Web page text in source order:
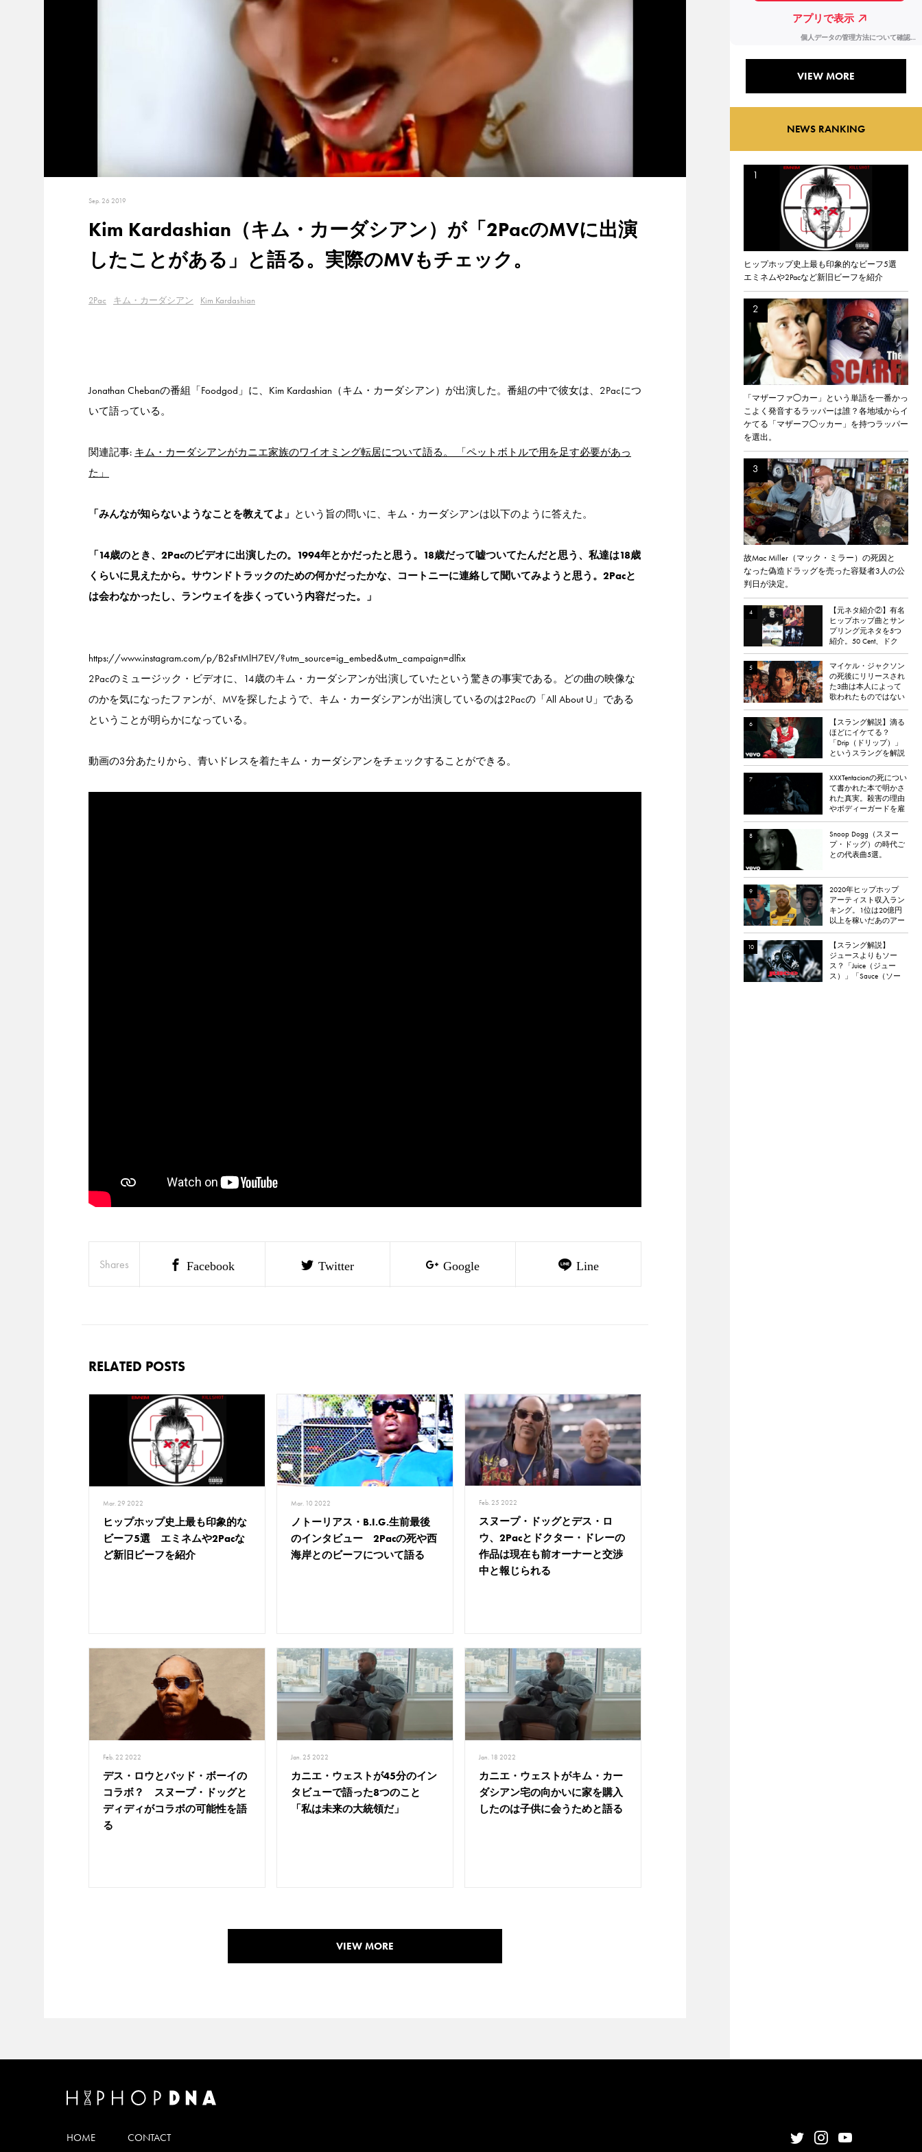
Sep. 26 2019
Kim Kardashian（キム・カーダシアン）が「2PacのMVに出演
したことがある」と語る。実際のMVもチェック。
2Pac キム・カーダシアン Kim Kardashian
Jonathan Chebanの番組「Foodgod」に、Kim Kardashian（キム・カーダシアン）が出演した。番組の中で彼女は、2Pacにつ
いて語っている。
関連記事: キム・カーダシアンがカニエ家族のワイオミング転居について語る。 「ペットボトルで用を足す必要があっ
た」
「みんなが知らないようなことを教えてよ」 という旨の問いに、キム・カーダシアンは以下のように答えた。
「14歳のとき、2Pacのビデオに出演したの。1994年とかだったと思う。18歳だって嘘ついてたんだと思う、私達は18歳
くらいに見えたから。サウンドトラックのための何かだったかな、コートニーに連絡して聞いてみようと思う。2Pacと
は会わなかったし、ランウェイを歩くっていう内容だった。」
https://www.instagram.com/p/B2sFtMlH7EV/?utm_source=ig_embed&utm_campaign=dlfix
2Pacのミュージック・ビデオに、14歳のキム・カーダシアンが出演していたという驚きの事実である。どの曲の映像な
のかを気になったファンが、MVを探したようで、キム・カーダシアンが出演しているのは2Pacの「All About U」である
ということが明らかになっている。
動画の3分あたりから、青いドレスを着たキム・カーダシアンをチェックすることができる。
Shares Facebook Twitter Google Line
RELATED POSTS
Mar. 29 2022
ヒップホップ史上最も印象的な
ビーフ5選 エミネムや2Pacな
ど新旧ビーフを紹介
Mar. 10 2022
ノトーリアス・B.I.G.生前最後
のインタビュー 2Pacの死や西
海岸とのビーフについて語る
Feb. 25 2022
スヌープ・ドッグとデス・ロ
ウ、2Pacとドクター・ドレーの
作品は現在も前オーナーと交渉
中と報じられる
Feb. 22 2022
デス・ロウとバッド・ボーイの
コラボ？ スヌープ・ドッグと
ディディがコラボの可能性を語
る
Jan. 25 2022
カニエ・ウェストが45分のイン
タビューで語った8つのこと
「私は未来の大統領だ」
Jan. 18 2022
カニエ・ウェストがキム・カー
ダシアン宅の向かいに家を購入
したのは子供に会うためと語る
VIEW MORE
VIEW MORE
NEWS RANKING
ヒップホップ史上最も印象的なビーフ5選
エミネムや2Pacなど新旧ビーフを紹介
「マザーファ◯カー」という単語を一番かっ
こよく発音するラッパーは誰？各地域からイ
ケてる「マザーフ◯ッカー」を持つラッパー
を選出。
故Mac Miller（マック・ミラー）の死因と
なった偽造ドラッグを売った容疑者3人の公
判日が決定。
【元ネタ紹介②】有名
ヒップホップ曲とサン
プリング元ネタを5つ
紹介。50 Cent、ドク
ター・ドレー、
ATCQ、タイラー・
ザ・クリエイターなど
マイケル・ジャクソン
の死後にリリースされ
た3曲は本人によって
歌われたものではない
【スラング解説】滴る
ほどにイケてる？
「Drip（ドリップ）」
というスラングを解説
XXXTentacionの死につい
て書かれた本で明かさ
れた真実。殺害の理由
やボディーガードを雇
Snoop Dogg（スヌー
プ・ドッグ）の時代ご
との代表曲5選。
2020年ヒップホップ
アーティスト収入ラン
キング。1位は20億円
以上を稼いだあのアー
ティスト
【スラング解説】
ジュースよりもソー
ス？「Juice（ジュー
ス）」「Sauce（ソー
HOME CONTACT